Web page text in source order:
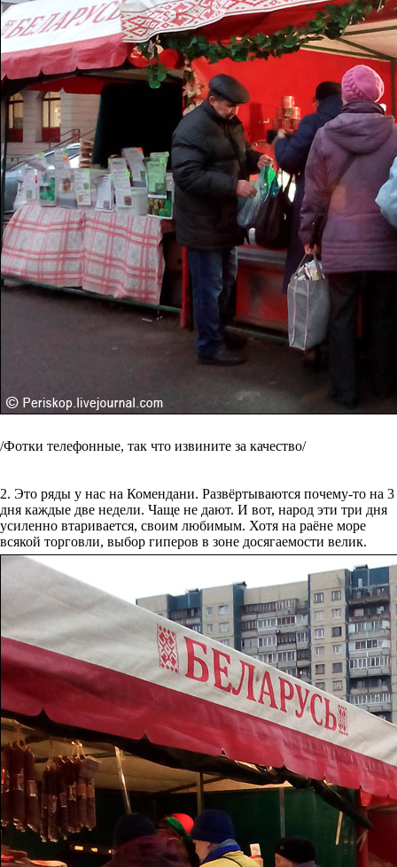
/Фотки телефонные, так что извините за качество/
2. Это ряды у нас на Комендани. Развёртываются почему-то на 3
дня каждые две недели. Чаще не дают. И вот, народ эти три дня
усиленно втаривается, своим любимым. Хотя на раёне море
всякой торговли, выбор гиперов в зоне досягаемости велик.